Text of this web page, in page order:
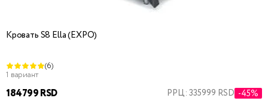
Кровать S8 Ella (EXPO)
(6)
1 вариант
184799 RSD РРЦ: 335999 RSD -45%